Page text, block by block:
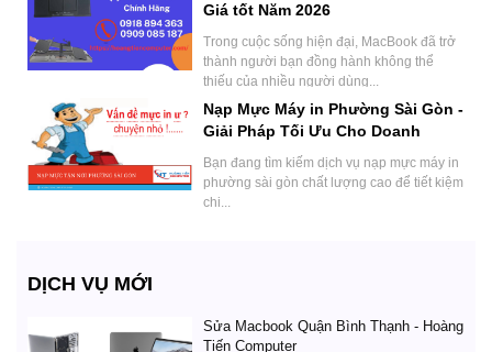
Giá tốt Năm 2026
Trong cuộc sống hiện đại, MacBook đã trở
thành người bạn đồng hành không thể
thiếu của nhiều người dùng...
Nạp Mực Máy in Phường Sài Gòn -
Giải Pháp Tối Ưu Cho Doanh
Bạn đang tìm kiếm dịch vụ nạp mực máy in
phường sài gòn chất lượng cao để tiết kiệm
chi...
DỊCH VỤ MỚI
Sửa Macbook Quận Bình Thạnh - Hoàng
Tiến Computer